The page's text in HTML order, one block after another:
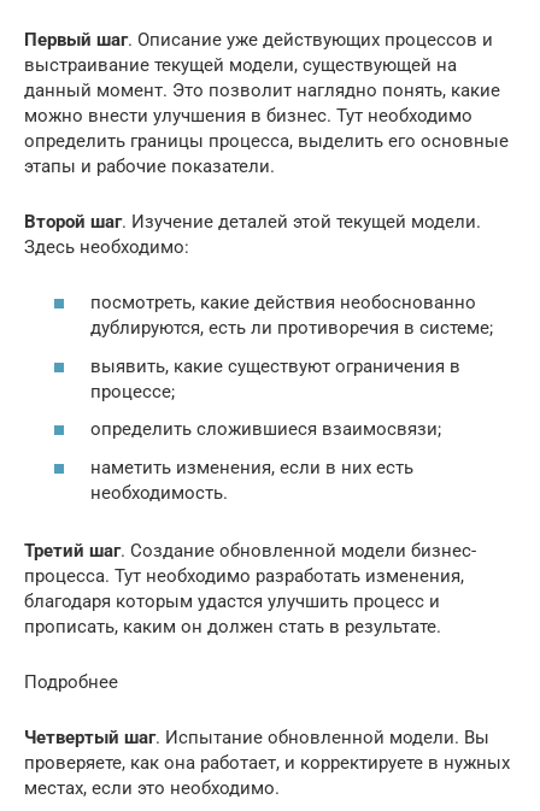
Первый шаг. Описание уже действующих процессов и
выстраивание текущей модели, существующей на
данный момент. Это позволит наглядно понять, какие
можно внести улучшения в бизнес. Тут необходимо
определить границы процесса, выделить его основные
этапы и рабочие показатели.
Второй шаг. Изучение деталей этой текущей модели.
Здесь необходимо:
посмотреть, какие действия необоснованно
дублируются, есть ли противоречия в системе;
выявить, какие существуют ограничения в
процессе;
определить сложившиеся взаимосвязи;
наметить изменения, если в них есть
необходимость.
Третий шаг. Создание обновленной модели бизнес-
процесса. Тут необходимо разработать изменения,
благодаря которым удастся улучшить процесс и
прописать, каким он должен стать в результате.
Подробнее
Четвертый шаг. Испытание обновленной модели. Вы
проверяете, как она работает, и корректируете в нужных
местах, если это необходимо.